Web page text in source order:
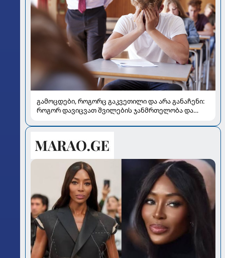
გამოცდები, როგორც გაკვეთილი და არა განაჩენი:
როგორ დავიცვათ შვილების ჯანმრთელობა და